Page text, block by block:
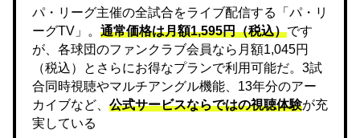
パ・リーグ主催の全試合をライブ配信する「パ・リ
ーグTV」。 通常価格は月額1,595円（税込）です
が、各球団のファンクラブ会員なら月額1,045円
（税込）とさらにお得なプランで利用可能だ。3試
合同時視聴やマルチアングル機能、13年分のアー
カイブなど、 公式サービスならではの視聴体験が充
実している